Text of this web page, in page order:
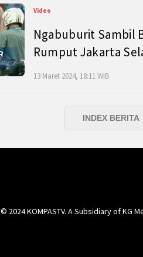
Video
Ngabuburit Sambil
Rumput Jakarta
13 Maret 2024, 18:11 WIB
INDEX BERITA
© 2024 KOMPASTV. A Subsidiary ofKG